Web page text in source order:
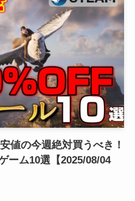
値の今週絶対買うべき！
ーム10選【2025/08/04